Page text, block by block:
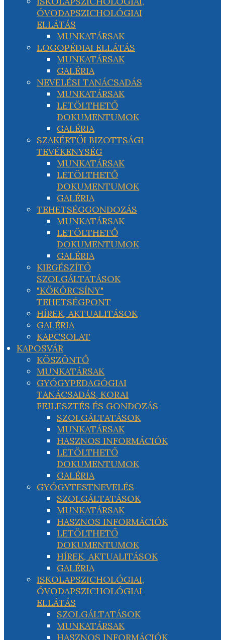
ÓVODAPSZICHOLÓGIAI
ELLÁTÁS
MUNKATÁRSAK
LOGOPÉDIAI ELLÁTÁS
MUNKATÁRSAK
GALÉRIA
NEVELÉSI TANÁCSADÁS
MUNKATÁRSAK
LETÖLTHETŐ
DOKUMENTUMOK
GALÉRIA
SZAKÉRTŐI BIZOTTSÁGI
TEVÉKENYSÉG
MUNKATÁRSAK
LETÖLTHETŐ
DOKUMENTUMOK
GALÉRIA
TEHETSÉGGONDOZÁS
MUNKATÁRSAK
LETÖLTHETŐ
DOKUMENTUMOK
GALÉRIA
KIEGÉSZÍTŐ
SZOLGÁLTATÁSOK
"KÖKÖRCSÍNY"
TEHETSÉGPONT
HÍREK, AKTUALITÁSOK
GALÉRIA
KAPCSOLAT
KAPOSVÁR
KÖSZÖNTŐ
MUNKATÁRSAK
GYÓGYPEDAGÓGIAI
TANÁCSADÁS, KORAI
FEJLESZTÉS ÉS GONDOZÁS
SZOLGÁLTATÁSOK
MUNKATÁRSAK
HASZNOS INFORMÁCIÓK
LETÖLTHETŐ
DOKUMENTUMOK
GALÉRIA
GYÓGYTESTNEVELÉS
SZOLGÁLTATÁSOK
MUNKATÁRSAK
HASZNOS INFORMÁCIÓK
LETÖLTHETŐ
DOKUMENTUMOK
HÍREK, AKTUALITÁSOK
GALÉRIA
ISKOLAPSZICHOLÓGIAI,
ÓVODAPSZICHOLÓGIAI
ELLÁTÁS
SZOLGÁLTATÁSOK
MUNKATÁRSAK
HASZNOS INFORMÁCIÓK